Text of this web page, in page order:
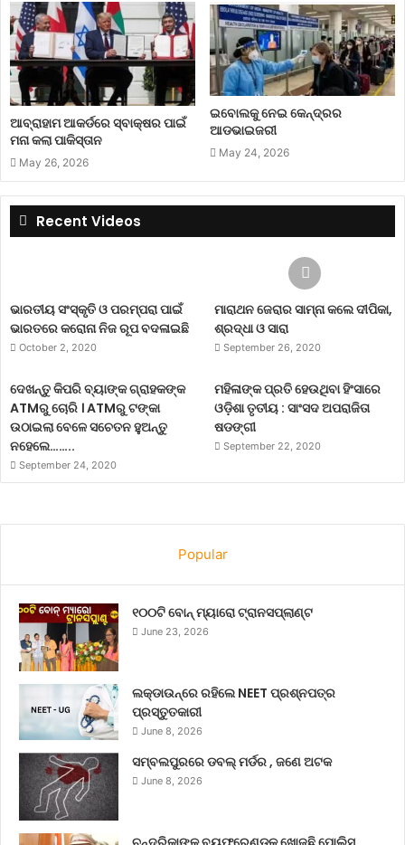
ଆବ୍ରାହାମ ଆକର୍ଡରେ ସ୍ବାକ୍ଷର ପାଇଁ
ମନା କଲା ପାକିସ୍ତାନ
May 26, 2026
ଇବୋଲକୁ ନେଇ କେନ୍ଦ୍ରର
ଆଡଭାଇଜରୀ
May 24, 2026
Recent Videos
ଭାରତୀୟ ସଂସ୍କୃତି ଓ ପରମ୍ପରା ପାଇଁ
ଭାରତରେ କରୋନା ନିଜ ରୂପ ବଦଳାଇଛି
October 2, 2020
ମାରାଥନ ଜେରାର ସାମ୍ନା କଲେ ଦୀପିକା,
ଶ୍ରଦ୍ଧା ଓ ସାରା
September 26, 2020
ଦେଖନ୍ତୁ କିପରି ବ୍ୟାଙ୍କ ଗ୍ରାହକଙ୍କ
ATMରୁ ଚୋରି । ATMରୁ ଟଙ୍କା
ଉଠାଇଲା ବେଳେ ସଚେତନ ହୁଅନ୍ତୁ
ନହେଲେ……..
September 24, 2020
ମହିଳାଙ୍କ ପ୍ରତି ହେଉଥିବା ହିଂସାରେ
ଓଡ଼ିଶା ତୃତୀୟ : ସାଂସଦ ଅପରାଜିତା
ଷଡଙ୍ଗୀ
September 22, 2020
Popular
୧୦୦ଟି ବୋନ୍ ମ୍ୟାରୋ ଟ୍ରାନସପ୍ଲାଣ୍ଟ
June 23, 2026
ଲକ୍‌ଡାଉନ୍‌ରେ ରହିଲେ NEET ପ୍ରଶ୍ନପତ୍ର
ପ୍ରସ୍ତୁତକାରୀ
June 8, 2026
ସମ୍ବଲପୁରରେ ଡବଲ୍ ମର୍ଡର , ଜଣେ ଅଟକ
June 8, 2026